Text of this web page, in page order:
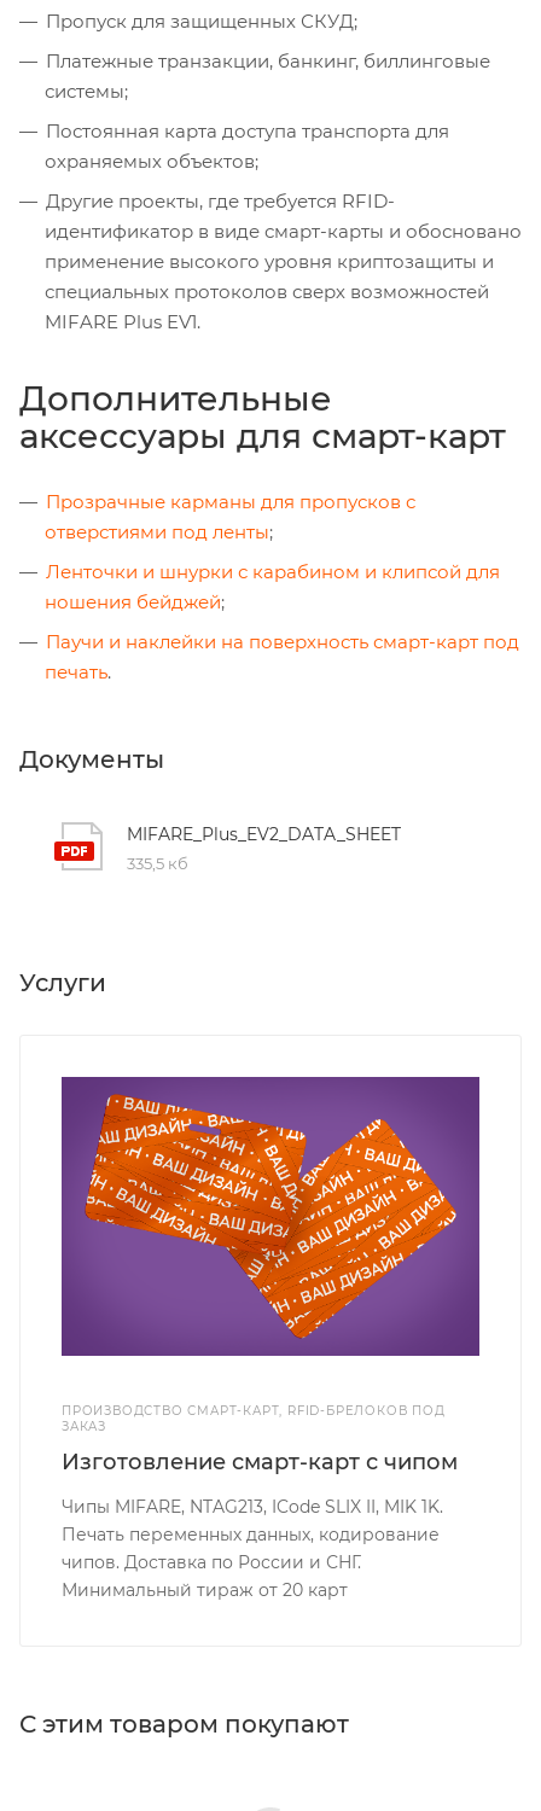
Пропуск для защищенных СКУД;
Платежные транзакции, банкинг, биллинговые
системы;
Постоянная карта доступа транспорта для
охраняемых объектов;
Другие проекты, где требуется RFID-
идентификатор в виде смарт-карты и обосновано
применение высокого уровня криптозащиты и
специальных протоколов сверх возможностей
MIFARE Plus EV1.
Дополнительные
аксессуары для смарт-карт
Прозрачные карманы для пропусков с
отверстиями под ленты;
Ленточки и шнурки с карабином и клипсой для
ношения бейджей;
Паучи и наклейки на поверхность смарт-карт под
печать.
Документы
MIFARE_Plus_EV2_DATA_SHEET
335,5 кб
Услуги
ПРОИЗВОДСТВО СМАРТ-КАРТ, RFID-БРЕЛОКОВ ПОД
ЗАКАЗ
Изготовление смарт-карт с чипом
Чипы MIFARE, NTAG213, ICode SLIX II, MIK 1K.
Печать переменных данных, кодирование
чипов. Доставка по России и СНГ.
Минимальный тираж от 20 карт
С этим товаром покупают